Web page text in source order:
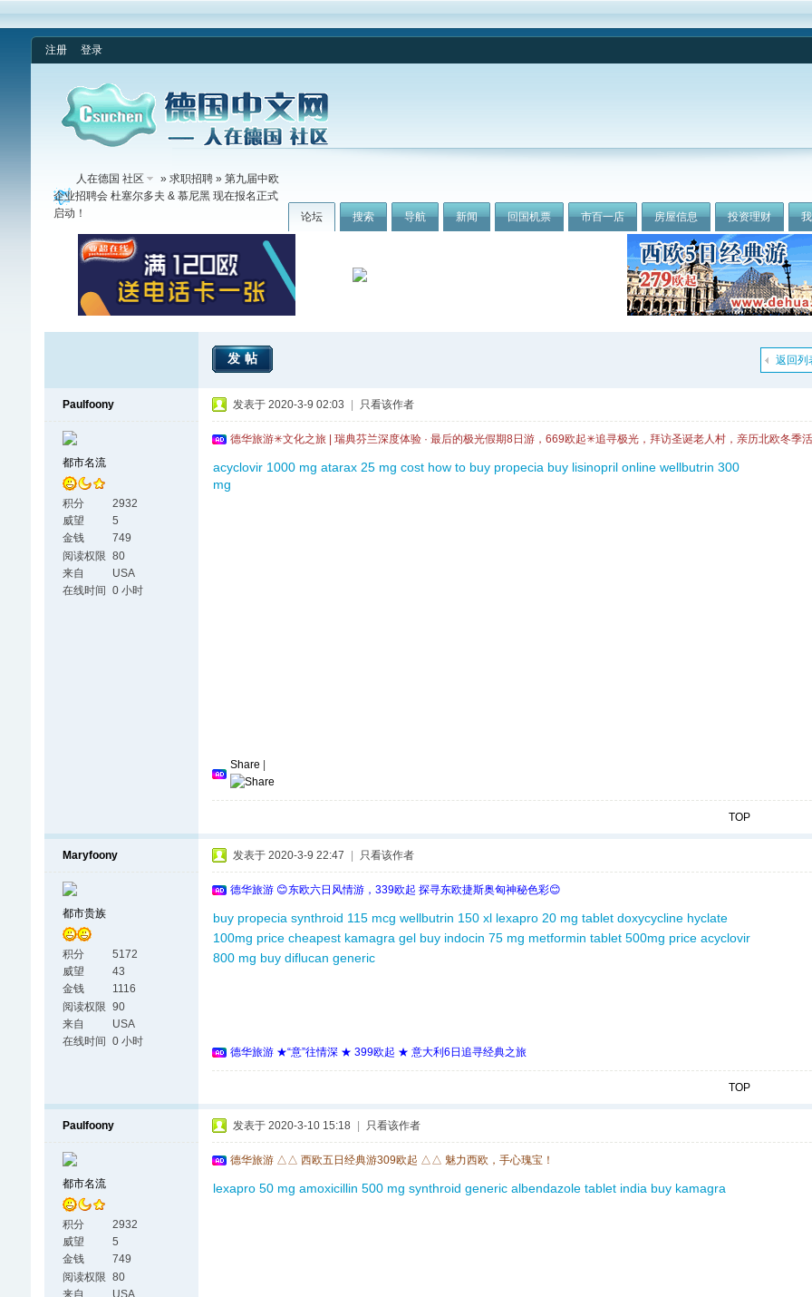
注册 登录
论坛 搜索 导航 新闻 回国机票 市百一店 房屋信息 投资理财
人在德国 社区 » 求职招聘» 第九届中欧
企业招聘会 杜塞尔多夫 & 慕尼黑 现在报名正式
启动！
返回列
发帖
Paulfoony
都市名流
积分
2932
威望
5
金钱
749
阅读权限 80
来自
USA
在线时间
0 小时
发表于 2020-3-9 02:03 只看该作者
德华旅游✳文化之旅 | 瑞典芬兰深度体验 · 最后的极光假期8日游，669欧起✳追寻极光，拜访圣诞老人村，亲历北欧冬季
acyclovir 1000 mg atarax 25 mg cost how to buy propecia buy lisinopril online wellbutrin 300
mg
Share
TOP
Maryfoony
都市贵族
积分
5172
威望
43
金钱
1116
阅读权限 90
来自
USA
在线时间
0 小时
发表于 2020-3-9 22:47 只看该作者
德华旅游 😊东欧六日风情游，339欧起 探寻东欧捷斯奥匈神秘色彩😊
buy propecia synthroid 115 mcg wellbutrin 150 xl lexapro 20 mg tablet doxycycline hyclate
100mg price cheapest kamagra gel buy indocin 75 mg metformin tablet 500mg price acyclovir
800 mg buy diflucan generic
德华旅游 ★“意”往情深 ★ 399欧起 ★ 意大利6日追寻经典之旅
TOP
Paulfoony
都市名流
积分
2932
威望
5
金钱
749
阅读权限 80
来自
USA
发表于 2020-3-10 15:18 只看该作者
德华旅游 △△ 西欧五日经典游309欧起 △△ 魅力西欧，手心瑰宝！
lexapro 50 mg amoxicillin 500 mg synthroid generic albendazole tablet india buy kamagra